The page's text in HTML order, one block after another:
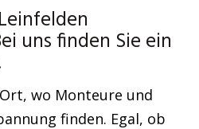
uns finden Sie ein
wo Monteure und
finden. Egal, ob